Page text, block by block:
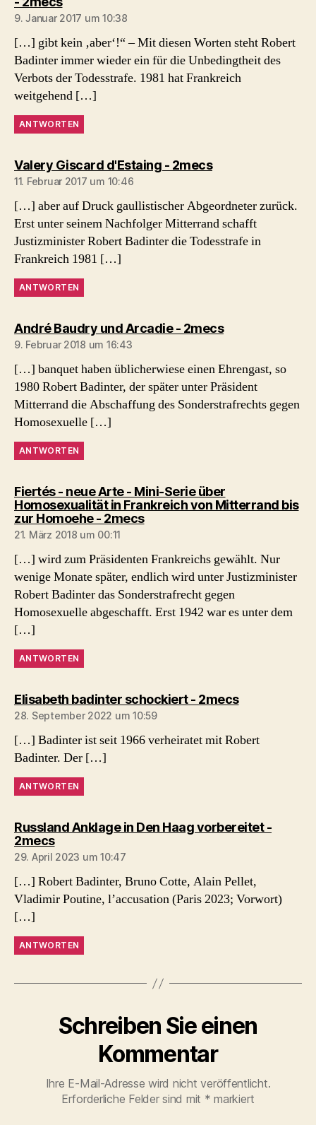
9. Januar 2017 um 10:38
[…] gibt kein ‚aber‘!“ – Mit diesen Worten steht Robert
Badinter immer wieder ein für die Unbedingtheit des
Verbots der Todesstrafe. 1981 hat Frankreich
weitgehend […]
ANTWORTEN
Valery Giscard d'Estaing - 2mecssagt:
11. Februar 2017 um 10:46
[…] aber auf Druck gaullistischer Abgeordneter zurück.
Erst unter seinem Nachfolger Mitterrand schafft
Justizminister Robert Badinter die Todesstrafe in
Frankreich 1981 […]
ANTWORTEN
André Baudry und Arcadie - 2mecssagt:
9. Februar 2018 um 16:43
[…] banquet haben üblicherwiese einen Ehrengast, so
1980 Robert Badinter, der später unter Präsident
Mitterrand die Abschaffung des Sonderstrafrechts gegen
Homosexuelle […]
ANTWORTEN
Fiertés - neue Arte - Mini-Serie über
Homosexualität in Frankreich von Mitterrand bis
zur Homoehe - 2mecssagt:
21. März 2018 um 00:11
[…] wird zum Präsidenten Frankreichs gewählt. Nur
wenige Monate später, endlich wird unter Justizminister
Robert Badinter das Sonderstrafrecht gegen
Homosexuelle abgeschafft. Erst 1942 war es unter dem
[…]
ANTWORTEN
Elisabeth badinter schockiert - 2mecssagt:
28. September 2022 um 10:59
[…] Badinter ist seit 1966 verheiratet mit Robert
Badinter. Der […]
ANTWORTEN
Russland Anklage in Den Haag vorbereitet -
2mecssagt:
29. April 2023 um 10:47
[…] Robert Badinter, Bruno Cotte, Alain Pellet,
Vladimir Poutine, l’accusation (Paris 2023; Vorwort)
[…]
ANTWORTEN
Schreiben Sie einen
Kommentar
Ihre E-Mail-Adresse wird nicht veröffentlicht.
Erforderliche Felder sind mit * markiert